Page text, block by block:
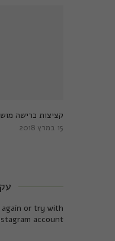
קציצות כרישה
15 במרץ 2018
or try with
account.